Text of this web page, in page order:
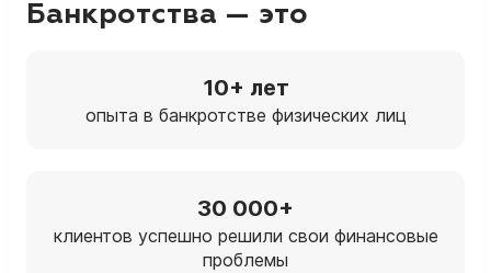
Банкротства — это
10+ лет
опыта в банкротстве физических лиц
30 000+
клиентов успешно решили свои финансовые
проблемы